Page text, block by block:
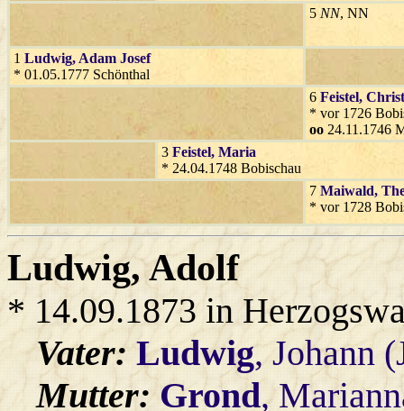
5 NN, NN
1 Ludwig, Adam Josef
* 01.05.1777 Schönthal
6 Feistel,
* vor 1726
oo 24.11.1746
3 Feistel, Maria
* 24.04.1748 Bobischau
7 Maiwald,
* vor 1728
Ludwig, Adolf
* 14.09.1873 in
Vater:Ludwig, Johann
Mutter:Grond,